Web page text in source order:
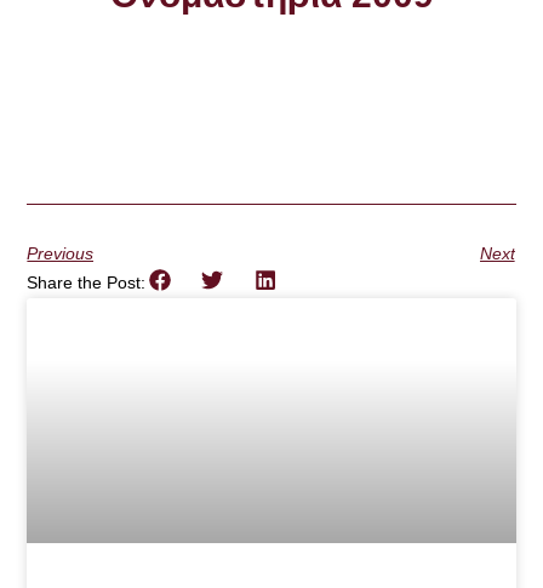
Previous
Next
Share the Post: